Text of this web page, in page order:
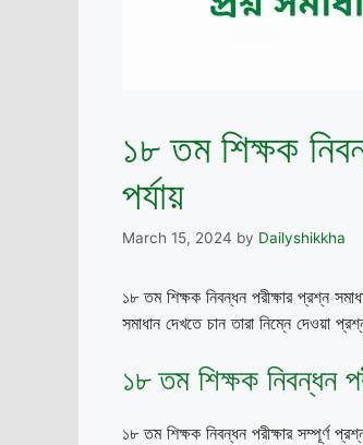
১৮ তম শিক্ষক
পর্যায়
March 15, 2024 by Dailyshikkha
১৮ তম শিক্ষক নিবন্ধন পরীক্ষার প্রশ্ন
সমাধান দেখতে চান তারা নিম্নে দেওয়া
১৮ তম শিক্ষক নিবন্ধন
১৮ তম শিক্ষক নিবন্ধন পরীক্ষার সম্পূর্ণ